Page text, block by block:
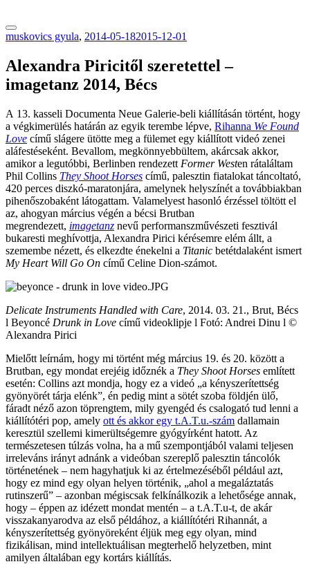
muskovics gyula, 2014-05-182015-12-01
Alexandra Piricitől szeretettel –
imagetanz 2014, Bécs
A 13. kasseli Documenta Neue Galerie-beli kiállításán történt, hogy
a végkimerülés határán az egyik terembe lépve, Rihanna We Found
Love című slágere ütötte meg a fülemet egy kiállított videó zenei
aláfestéseként. Bevallom, megkönnyebbültem, akárcsak akkor,
amikor a legutóbbi, Berlinben rendezett Former Westen rátaláltam
Phil Collins They Shoot Horses című, palesztin fiatalokat táncoltató,
420 perces diszkó-maratonjára, amelynek helyszínét a továbbiakban
pihenőszobaként látogattam. Valamelyest hasonló érzéssel töltött el
az, ahogyan március végén a bécsi Brutban
megrendezett, imagetanz nevű performanszművészeti fesztivál
bukaresti meghívottja, Alexandra Pirici kérésemre elém állt, a
szemembe nézett, és elkezdte énekelni a Titanic betétdalaként ismert
My Heart Will Go On című Celine Dion-számot.
Delicate Instruments Handled with Care, 2014. 03. 21., Brut, Bécs
l Beyoncé Drunk in Love című videoklipje l Fotó: Andrei Dinu l ©
Alexandra Pirici
Mielőtt leírnám, hogy mi történt még március 19. és 20. között a
Brutban, egy mondat erejéig időznék a They Shoot Horses említett
esetén: Collins azt mondja, hogy ez a videó „a kényszerítettség
gyönyörét tárja elénk”, én pedig mint a sötét szoba földjén ülő,
fáradt néző azon töprengtem, mily gyengéd és csalogató tud lenni a
kiállítótéri pop, amely ott és akkor egy t.A.T.u.-szám dallamain
keresztül szellemi kimerültségemre gyógyírként hatott. Az
természetesen túlzás volna, ha a mű szempontjából valami teljesen
irreleváns irányt adnánk a videóban szereplő palesztin táncolók
történetének – nem hagyhatjuk ki az értelmezéséből például azt,
hogy ez mind egy olyan helyen történik, „ahol a megaláztatás
rutinszerű” – azonban mégiscsak felkínálkozik a lehetősége annak,
hogy – éppen az idézett mondat mentén – a t.A.T.u-t, de akár
visszakanyarodva az első példához, a kiállítótéri Rihannát, a
kényszerítettség gyönyöreként éljük meg egy olyan, mind
fizikálisan, mind intellektuálisan megterhelő helyzetben, mint
amilyen általában egy kortárs kiállítás.